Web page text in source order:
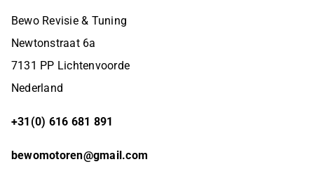
Bewo Revisie & Tuning
Newtonstraat 6a
7131 PP Lichtenvoorde
Nederland
+31(0) 616 681 891
bewomotoren@gmail.com